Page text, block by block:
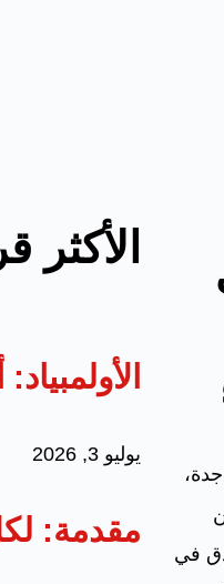
في
الأكثر
يوليو 3, 2026
مقدمة: